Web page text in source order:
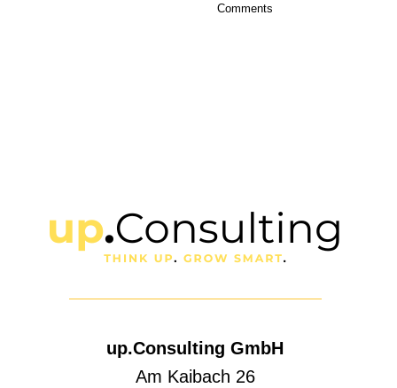
Comments
up.Consulting GmbH
Am Kaibach 26